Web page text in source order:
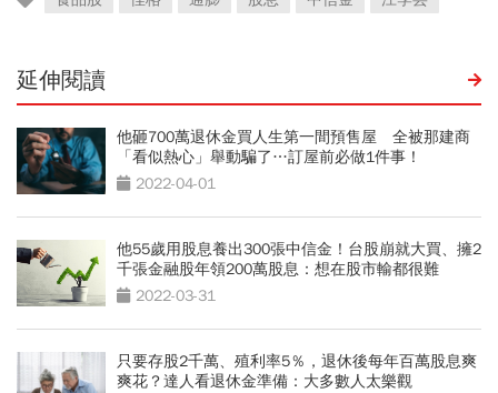
延伸閱讀
他砸700萬退休金買人生第一間預售屋 全被那建商
「看似熱心」舉動騙了…訂屋前必做1件事！
2022-04-01
他55歲用股息養出300張中信金！台股崩就大買、擁2
千張金融股年領200萬股息：想在股市輸都很難
2022-03-31
只要存股2千萬、殖利率5％，退休後每年百萬股息爽
爽花？達人看退休金準備：大多數人太樂觀